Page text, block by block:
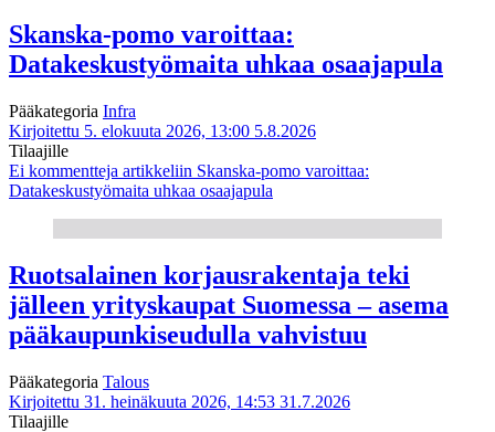
Skanska-pomo varoittaa:
Datakeskustyömaita uhkaa osaajapula
Pääkategoria Infra
Kirjoitettu 5. elokuuta 2026, 13:00 5.8.2026
Tilaajille
Ei kommentteja artikkeliin Skanska-pomo varoittaa:
Datakeskustyömaita uhkaa osaajapula
Ruotsalainen korjausrakentaja teki
jälleen yrityskaupat Suomessa – asema
pääkaupunkiseudulla vahvistuu
Pääkategoria Talous
Kirjoitettu 31. heinäkuuta 2026, 14:53 31.7.2026
Tilaajille